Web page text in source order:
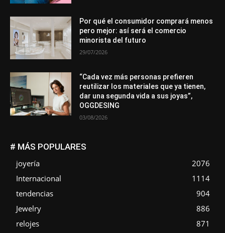
Por qué el consumidor comprará menos
pero mejor: así será el comercio
minorista del futuro
29/07/2026
“Cada vez más personas prefieren
reutilizar los materiales que ya tienen,
dar una segunda vida a sus joyas”,
OGGDESING
03/08/2026
# MÁS POPULARES
joyería
2076
Internacional
1114
tendencias
904
Jewelry
886
relojes
871